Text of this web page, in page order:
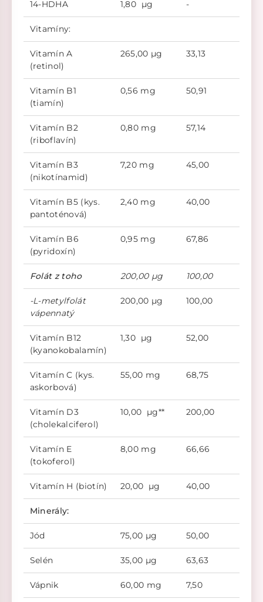
14-HDHA 1,80 µg -
Vitamíny:
Vitamín A
(retinol)
265,00 µg 33,13
Vitamín B1
(tiamín)
0,56 mg 50,91
Vitamín B2
(riboflavín)
0,80 mg 57,14
Vitamín B3
(nikotínamid)
7,20 mg 45,00
Vitamín B5 (kys.
pantoténová)
2,40 mg 40,00
Vitamín B6
(pyridoxín)
0,95 mg 67,86
Folát z toho 200,00 µg 100,00
-L-metylfolát
vápennatý
200,00 µg 100,00
Vitamín B12
(kyanokobalamín)
1,30 µg 52,00
Vitamín C (kys.
askorbová)
55,00 mg 68,75
Vitamín D3
(cholekalciferol)
10,00 µg** 200,00
Vitamín E
(tokoferol)
8,00 mg 66,66
Vitamín H (biotín) 20,00 µg 40,00
Minerály:
Jód 75,00 µg 50,00
Selén 35,00 µg 63,63
Vápnik 60,00 mg 7,50